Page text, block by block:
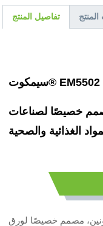
تفاصيل المنتج
سيمكوت® EM5502
خصيصًا لصناعات
الغذائية والصحية
مصمم خصيصًا لورق